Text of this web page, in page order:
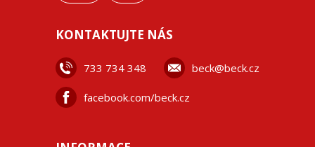
KONTAKTUJTE NÁS
733 734 348 beck@beck.cz
facebook.com/beck.cz